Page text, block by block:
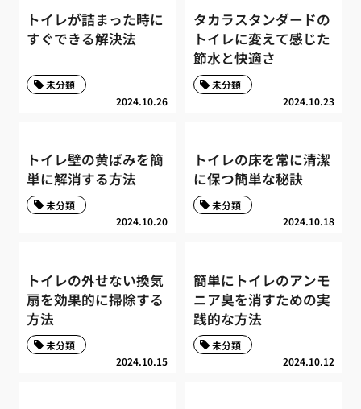
トイレが詰まった時に
すぐできる解決法
2024.10.26
未分類
タカラスタンダードの
トイレに変えて感じた
節水と快適さ
2024.10.23
未分類
トイレ壁の黄ばみを簡
単に解消する方法
2024.10.20
未分類
トイレの床を常に清潔
に保つ簡単な秘訣
2024.10.18
未分類
トイレの外せない換気
扇を効果的に掃除する
方法
2024.10.15
未分類
簡単にトイレのアンモ
ニア臭を消すための実
践的な方法
2024.10.12
未分類